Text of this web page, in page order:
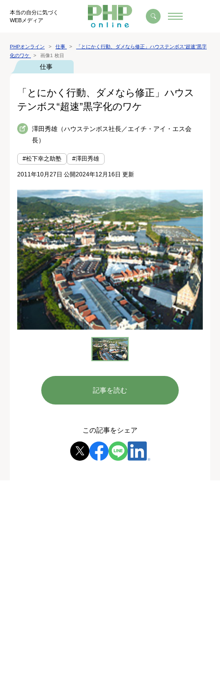
本当の自分に気づく
WEBメディア
PHPオンライン 仕事
「とにかく行動、ダメなら修正」ハウステンボス“超速”黒字
化のワケ
画像1 枚目
仕事
「とにかく行動、ダメなら修正」ハウス
テンボス“超速”黒字化のワケ
澤田秀雄（ハウステンボス社長／エイチ・アイ・エス会
長）
#松下幸之助塾 #澤田秀雄
2011年10月27日 公開2024年12月16日 更新
記事を読む
この記事をシェア